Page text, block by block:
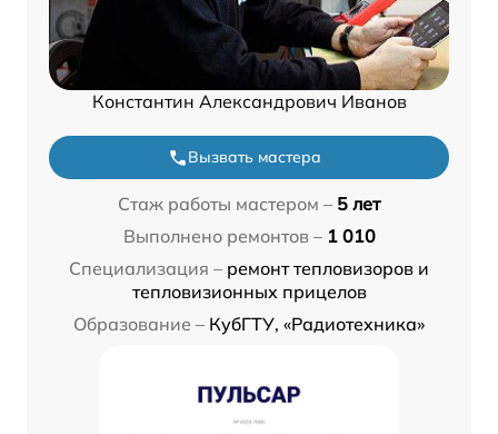
Константин Александрович Иванов
Вызвать мастера
Стаж работы мастером – 5 лет
Выполнено ремонтов – 1 010
Специализация – ремонт тепловизоров и
тепловизионных прицелов
Образование – КубГТУ, «Радиотехника»